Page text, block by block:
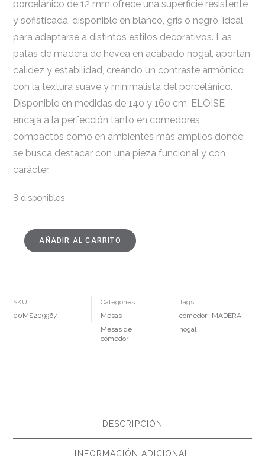
porcelánico de 12 mm ofrece una superficie resistente
y sofisticada, disponible en blanco, gris o negro, ideal
para adaptarse a distintos estilos decorativos. Las
patas de madera de hevea en acabado nogal, aportan
calidez y estabilidad, creando un contraste armónico
con la textura suave y minimalista del porcelánico.
Disponible en medidas de 140 y 160 cm, ELOISE
encaja a la perfección tanto en comedores
compactos como en ambientes más amplios donde
se busca destacar con una pieza funcional y con
carácter.
8 disponibles
MESA
CANTIDAD
AÑADIR AL CARRITO
SKU
00MS209967
Categories:
Mesas
Mesas de
comedor
Tags:
comedor
MADERA
nogal
DESCRIPCIÓN
INFORMACIÓN ADICIONAL